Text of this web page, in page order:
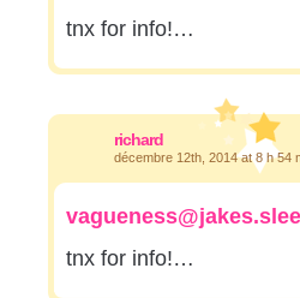
tnx for info!…
richard
décembre 12th, 2014 at 8 h 54
tnx for info!…